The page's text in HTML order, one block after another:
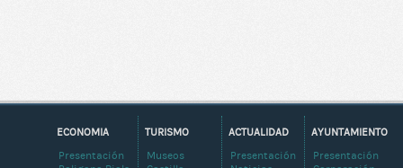
AYUNTAMIENTO
Presentación
ACTUALIDAD
Presentación
TURISMO
Museos
ECONOMIA
Presentación